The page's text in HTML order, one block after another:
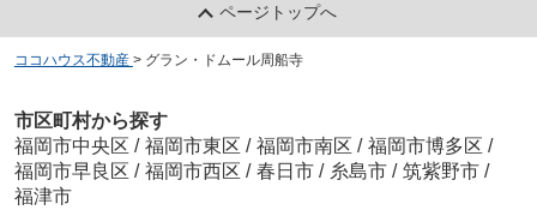
ページトップへ
ココハウス不動産 > グラン・ドムール周船寺
市区町村から探す
福岡市中央区 / 福岡市東区 / 福岡市南区 / 福岡市博多区 /
福岡市早良区 / 福岡市西区 / 春日市 / 糸島市 / 筑紫野市 /
福津市